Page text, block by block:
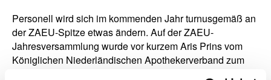
Personell wird sich im kommenden Jahr turnusgemäß an
der ZAEU-Spitze etwas ändern. Auf der ZAEU-
Jahresversammlung wurde vor kurzem Aris Prins vom
Königlichen Niederländischen Apothekerverband zum